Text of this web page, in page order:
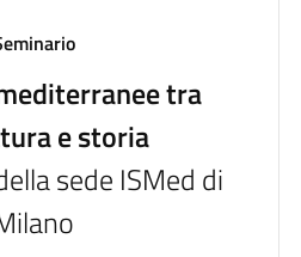
tra
e storia
sede ISMed di